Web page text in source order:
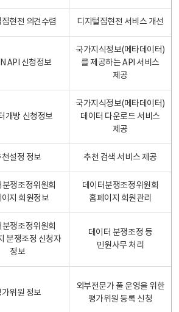
현전 의견수렴 디지털집현전 서비스 개선
API 신청정보
국가지식정보(메타데이터)
를 제공하는 API 서비스
제공
개방 신청정보
국가지식정보(메타데이터)
데이터 다운로드 서비스
제공
천설정 정보 추천 검색 서비스 제공
분쟁조정위원회
이지 회원정보
데이터분쟁조정위원회
홈페이지 회원관리
분쟁조정위원회
분쟁조정 신청자
정보
데이터 분쟁조정 등
민원사무 처리
가위원 정보
외부전문가 풀 운영을 위한
평가위원 등록 신청